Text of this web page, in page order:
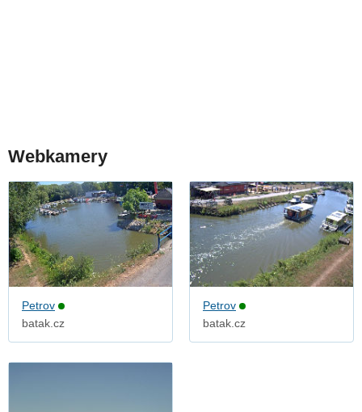
Webkamery
Petrov
batak.cz
Petrov
batak.cz